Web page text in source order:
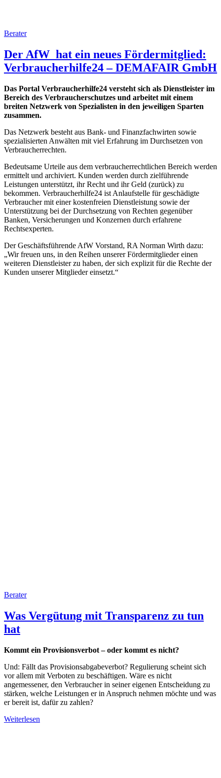
Berater
Der AfW hat ein neues Fördermitglied:
Verbraucherhilfe24 – DEMAFAIR GmbH
Das Portal Verbraucherhilfe24 versteht sich als Dienstleister im
Bereich des Verbraucherschutzes und arbeitet mit einem
breiten Netzwerk von Spezialisten in den jeweiligen Sparten
zusammen.
Das Netzwerk besteht aus Bank- und Finanzfachwirten sowie
spezialisierten Anwälten mit viel Erfahrung im Durchsetzen von
Verbraucherrechten.
Bedeutsame Urteile aus dem verbraucherrechtlichen Bereich werden
ermittelt und archiviert. Kunden werden durch zielführende
Leistungen unterstützt, ihr Recht und ihr Geld (zurück) zu
bekommen. Verbraucherhilfe24 ist Anlaufstelle für geschädigte
Verbraucher mit einer kostenfreien Dienstleistung sowie der
Unterstützung bei der Durchsetzung von Rechten gegenüber
Banken, Versicherungen und Konzernen durch erfahrene
Rechtsexperten.
Der Geschäftsführende AfW Vorstand, RA Norman Wirth dazu:
„Wir freuen uns, in den Reihen unserer Fördermitglieder einen
weiteren Dienstleister zu haben, der sich explizit für die Rechte der
Kunden unserer Mitglieder einsetzt.“
Berater
Was Vergütung mit Transparenz zu tun
hat
Kommt ein Provisionsverbot – oder kommt es nicht?
Und: Fällt das Provisionsabgabeverbot? Regulierung scheint sich
vor allem mit Verboten zu beschäftigen. Wäre es nicht
angemessener, den Verbraucher in seiner eigenen Entscheidung zu
stärken, welche Leistungen er in Anspruch nehmen möchte und was
er bereit ist, dafür zu zahlen?
Weiterlesen